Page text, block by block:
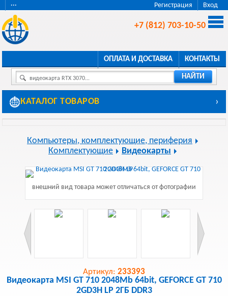
Регистрация Вход
···
+7 (812) 703-10-50
ОПЛАТА И ДОСТАВКА КОНТАКТЫ
видеокарта RTX 3070... НАЙТИ
КАТАЛОГ ТОВАРОВ ›
Компьютеры, комплектующие, периферия
Комплектующие
Видеокарты
внешний вид товара может отличаться от фотографии
Артикул: 233393
Видеокарта MSI GT 710 2048Mb 64bit, GEFORCE GT 710
2GD3H LP 2ГБ DDR3